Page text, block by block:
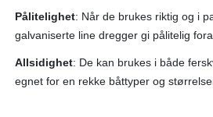
Pålitelighet: Når de brukes riktig og i
galvaniserte line dregger gi pålitelig
Allsidighet: De kan brukes i både
egnet for en rekke båttyper og